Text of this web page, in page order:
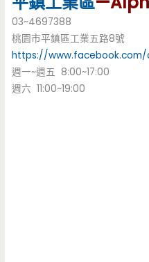
03~4697388
桃園市平鎮區工業五路8號
https://
週一~週五 8:00~17:00
週六 11:00~19:00